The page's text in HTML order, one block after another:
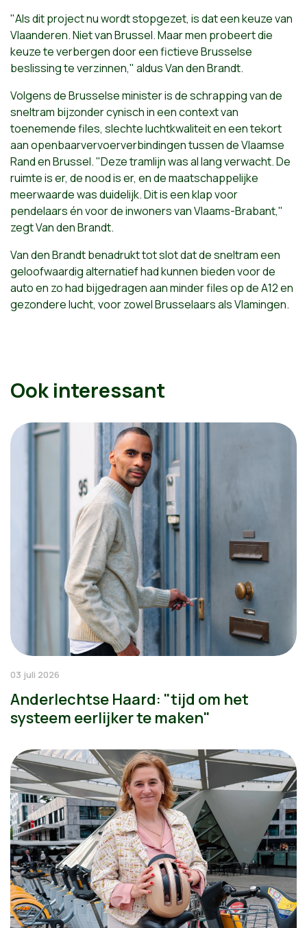
"Als dit project nu wordt stopgezet, is dat een keuze van
Vlaanderen. Niet van Brussel. Maar men probeert die
keuze te verbergen door een fictieve Brusselse
beslissing te verzinnen," aldus Van den Brandt.
Volgens de Brusselse minister is de schrapping van de
sneltram bijzonder cynisch in een context van
toenemende files, slechte luchtkwaliteit en een tekort
aan openbaarvervoerverbindingen tussen de Vlaamse
Rand en Brussel. "Deze tramlijn was al lang verwacht. De
ruimte is er, de nood is er, en de maatschappelijke
meerwaarde was duidelijk. Dit is een klap voor
pendelaars én voor de inwoners van Vlaams-Brabant,"
zegt Van den Brandt.
Van den Brandt benadrukt tot slot dat de sneltram een
geloofwaardig alternatief had kunnen bieden voor de
auto en zo had bijgedragen aan minder files op de A12 en
gezondere lucht, voor zowel Brusselaars als Vlamingen.
Ook interessant
03 juli 2026
Anderlechtse Haard: "tijd om het
systeem eerlijker te maken"